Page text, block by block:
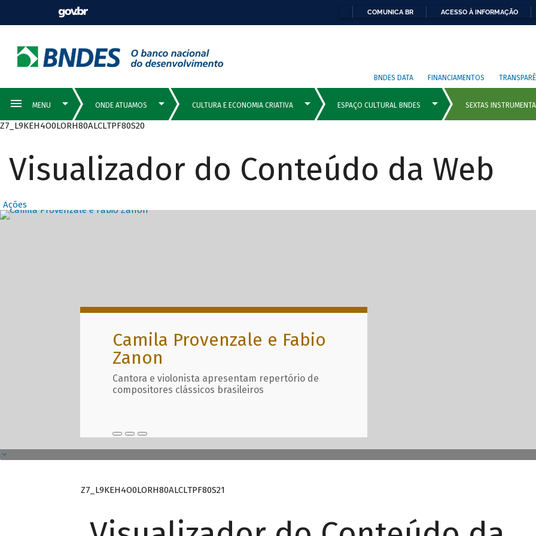
COMUNICA BR ACESSO À INFORMAÇÃO
BNDES DATA FINANCIAMENTOS
Z7_L9KEH4O0LORH80ALCLTPF80S20
Visualizador do Conteúdo da Web
Ações
Destaques Principais com
Camila Provenzale e Fabio
Zanon
Cantora e violonista apresentam repertório de
compositores clássicos brasileiros
Z7_L9KEH4O0LORH80ALCLTPF80S21